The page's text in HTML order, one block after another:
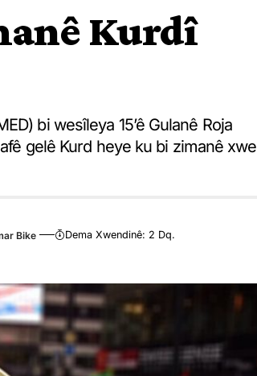
Kurdî
bi wesîleya 15’ê Gulanê Roja
gelê Kurd heye ku bi zimanê xwe
Dema Xwendinê: 2 Dq.